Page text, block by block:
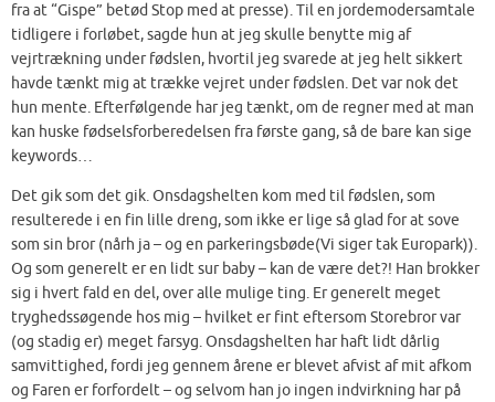
fra at “Gispe” betød Stop med at presse). Til en jordemodersamtale
tidligere i forløbet, sagde hun at jeg skulle benytte mig af
vejrtrækning under fødslen, hvortil jeg svarede at jeg helt sikkert
havde tænkt mig at trække vejret under fødslen. Det var nok det
hun mente. Efterfølgende har jeg tænkt, om de regner med at man
kan huske fødselsforberedelsen fra første gang, så de bare kan sige
keywords…
Det gik som det gik. Onsdagshelten kom med til fødslen, som
resulterede i en fin lille dreng, som ikke er lige så glad for at sove
som sin bror (nårh ja – og en parkeringsbøde(Vi siger tak Europark)).
Og som generelt er en lidt sur baby – kan de være det?! Han brokker
sig i hvert fald en del, over alle mulige ting. Er generelt meget
tryghedssøgende hos mig – hvilket er fint eftersom Storebror var
(og stadig er) meget farsyg. Onsdagshelten har haft lidt dårlig
samvittighed, fordi jeg gennem årene er blevet afvist af mit afkom
og Faren er forfordelt – og selvom han jo ingen indvirkning har på